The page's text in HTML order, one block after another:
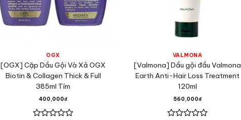
각질이 일어나기 쉬운 겨울철 계절 바뀌는 환절기
부드럽고 촉촉한 아기피부
OGX
[OGX] Cặp Dầu Gội Và Xả OGX
Biotin & Collagen Thick & Full
385ml Tím
400,000₫
VALMONA
[Valmona] Dầu gội đầu Valmona
Earth Anti-Hair Loss Treatment
120ml
560,000₫